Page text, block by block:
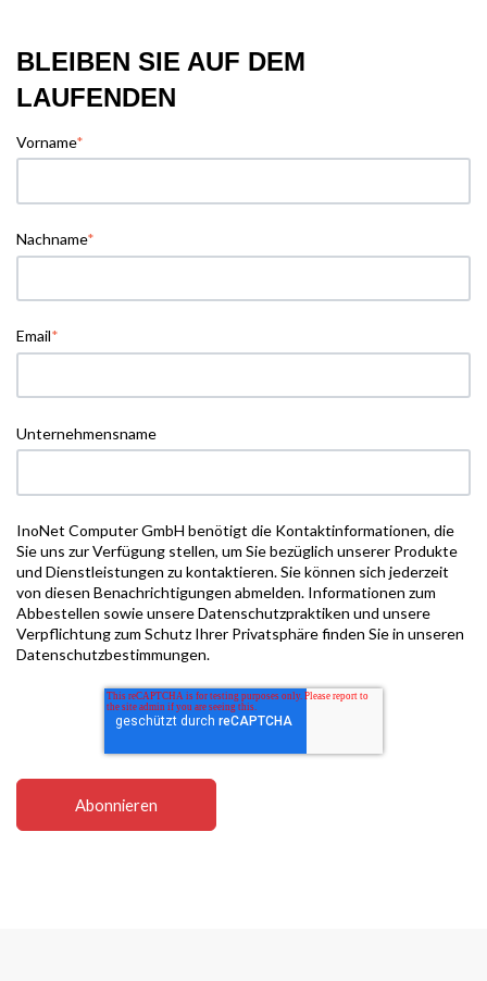
BLEIBEN SIE AUF DEM
LAUFENDEN
Vorname*
Nachname*
Email*
Unternehmensname
InoNet Computer GmbH benötigt die Kontaktinformationen, die
Sie uns zur Verfügung stellen, um Sie bezüglich unserer Produkte
und Dienstleistungen zu kontaktieren. Sie können sich jederzeit
von diesen Benachrichtigungen abmelden. Informationen zum
Abbestellen sowie unsere Datenschutzpraktiken und unsere
Verpflichtung zum Schutz Ihrer Privatsphäre finden Sie in unseren
Datenschutzbestimmungen.